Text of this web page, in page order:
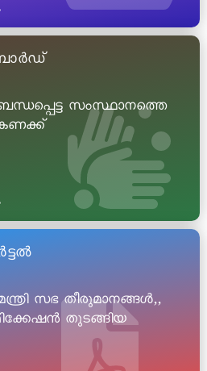
സംസ്ഥാനത്തെ
സഭ തീരുമാനങ്ങൾ,,
തുടങ്ങിയ